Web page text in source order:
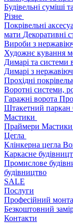
Будівельні суміші
Різне
Покрівельні
мати Декоративні
Вироби з
Художнє кування
Димарі та системи
Димарі з
Прохідні
Воротні системи,
Гаражні ворота
Штакетний паркан
Мастики
Праймери Мастики
Цегла
Клінкерна цегла
Каркасне
Промислове
будівництво
SALE
Послуги
Професійний
Безкоштовний
Контакти